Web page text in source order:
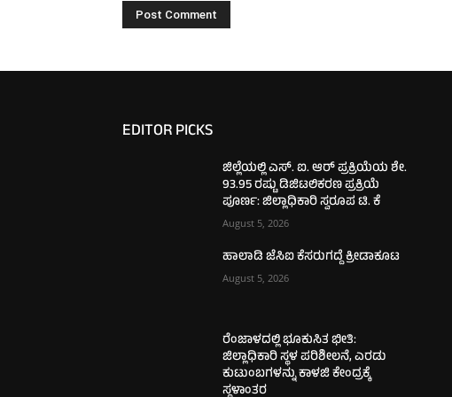
EDITOR PICKS
ಜಿಲ್ಲೆಯಲ್ಲಿ ಎಸ್. ಐ. ಆರ್ ಪ್ರಕ್ರಿಯೆಯ ಶೇ.
93.95 ರಷ್ಟು ಡಿಜಿಟಲಿಕರಣ ಪ್ರಕ್ರಿಯೆ
ಪೂರ್ಣ: ಜಿಲ್ಲಾಧಿಕಾರಿ ಸ್ವರೂಪ ಟಿ. ಕೆ
August 5, 2026
ಹಾಲಾಡಿ ಜೆಸಿಐ ಕೆಸರುಗದ್ದೆ ಕ್ರೀಡಾಕೂಟ
August 5, 2026
ರೆಂಜಾಳದಲ್ಲಿ ಭೂಕುಸಿತ ಭೀತಿ:
ಜಿಲ್ಲಾಧಿಕಾರಿ ಸ್ಥಳ ಪರಿಶೀಲನೆ, ಎರಡು
ಕುಟುಂಬಗಳನ್ನು ಕಾಳಜಿ ಕೇಂದ್ರಕ್ಕೆ
ಸ್ಥಳಾಂತರ